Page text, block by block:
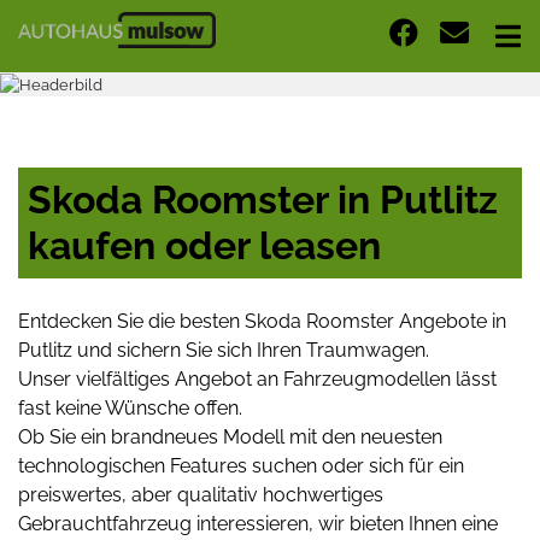
Skoda Roomster in Putlitz
kaufen oder leasen
Entdecken Sie die besten Skoda Roomster Angebote in
Putlitz und sichern Sie sich Ihren Traumwagen.
Unser vielfältiges Angebot an Fahrzeugmodellen lässt
fast keine Wünsche offen.
Ob Sie ein brandneues Modell mit den neuesten
technologischen Features suchen oder sich für ein
preiswertes, aber qualitativ hochwertiges
Gebrauchtfahrzeug interessieren, wir bieten Ihnen eine